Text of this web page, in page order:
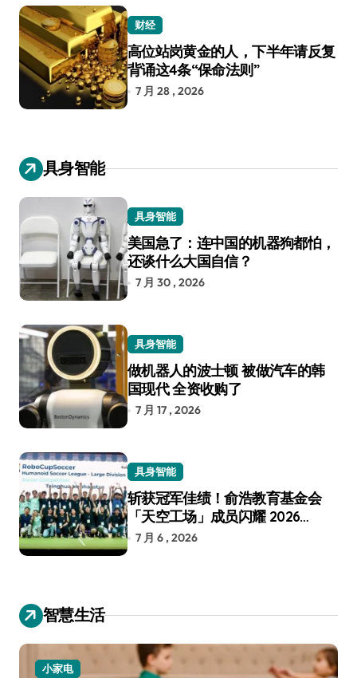
财经
高位站岗黄金的人，下半年请反复
背诵这4条“保命法则”
7 月 28 , 2026
具身智能
具身智能
美国急了：连中国的机器狗都怕，
还谈什么大国自信？
7 月 30 , 2026
具身智能
做机器人的波士顿 被做汽车的韩
国现代 全资收购了
7 月 17 , 2026
具身智能
斩获冠军佳绩！俞浩教育基金会
「天空工场」成员闪耀 2026
RoboCup 机器人世界杯
7 月 6 , 2026
智慧生活
小家电